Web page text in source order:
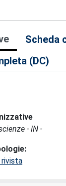
Scheda
(DC)
- IN -